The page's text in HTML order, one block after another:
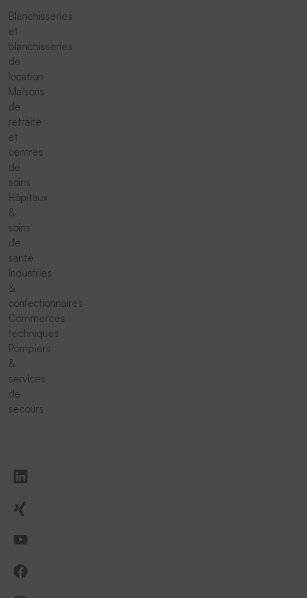
Blanchisseries
et
blanchisseries
de
location
Maisons
de
retraite
et
centres
de
soins
Hôpitaux
&
soins
de
santé
Industries
&
confectionnaires
Commerces
techniques
Pompiers
&
services
de
secours